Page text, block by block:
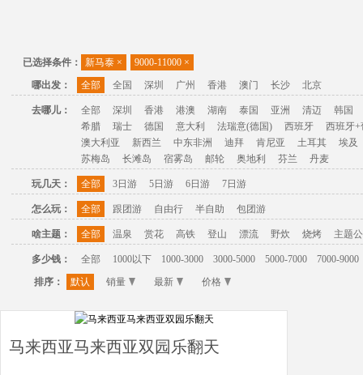
已选择条件： 新马泰 × 9000-11000 ×
哪出发：
全部 全国 深圳 广州 香港 澳门 长沙 北京
去哪儿： 全部 深圳 香港 港澳 湖南 泰国 亚洲 清迈
韩国
希腊
瑞士 德国 意大利 法瑞意(德国) 西班牙
西班牙+
澳大利亚
新西兰 中东非洲 迪拜 肯尼亚 土耳其
埃及
苏梅岛
长滩岛 宿雾岛 邮轮 奥地利 芬兰 丹麦
玩几天： 全部 3日游 5日游 6日游 7日游
怎么玩： 全部 跟团游 自由行 半自助 包团游
啥主题： 全部 温泉 赏花 高铁 登山 漂流 野炊 烧烤 主题
多少钱： 全部 1000以下 1000-3000 3000-5000 5000-7000
7000-9000
排序：
默认 销量 最新 价格
马来西亚马来西亚双园乐翻天